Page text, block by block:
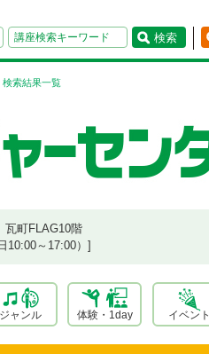
検索
検索結果一覧
町FLAG10階
10:00～17:00）]
ジャンル 体験・1day イベント